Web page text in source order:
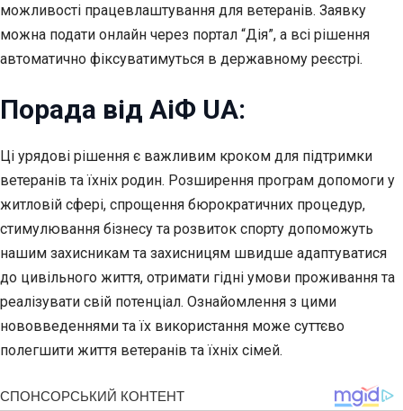
можливості працевлаштування для ветеранів. Заявку
можна подати онлайн через портал “Дія”, а всі рішення
автоматично фіксуватимуться в державному реєстрі.
Порада від АіФ UA:
Ці урядові рішення є важливим кроком для підтримки
ветеранів та їхніх родин. Розширення програм допомоги у
житловій сфері, спрощення бюрократичних процедур,
стимулювання бізнесу та розвиток спорту допоможуть
нашим захисникам та захисницям швидше адаптуватися
до цивільного життя, отримати гідні умови проживання та
реалізувати свій потенціал. Ознайомлення з цими
нововведеннями та їх використання може суттєво
полегшити життя ветеранів та їхніх сімей.